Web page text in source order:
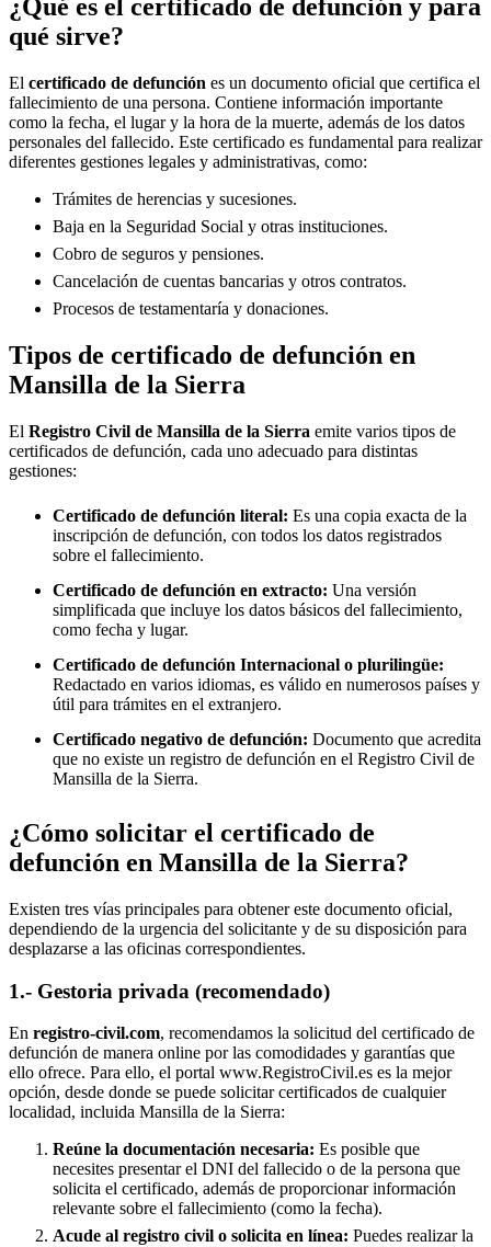
¿Qué es el certificado de defunción y para
qué sirve?
El certificado de defunción es un documento oficial que certifica el
fallecimiento de una persona. Contiene información importante
como la fecha, el lugar y la hora de la muerte, además de los datos
personales del fallecido. Este certificado es fundamental para realizar
diferentes gestiones legales y administrativas, como:
Trámites de herencias y sucesiones.
Baja en la Seguridad Social y otras instituciones.
Cobro de seguros y pensiones.
Cancelación de cuentas bancarias y otros contratos.
Procesos de testamentaría y donaciones.
Tipos de certificado de defunción en
Mansilla de la Sierra
El Registro Civil de Mansilla de la Sierra emite varios tipos de
certificados de defunción, cada uno adecuado para distintas
gestiones:
Certificado de defunción literal: Es una copia exacta de la
inscripción de defunción, con todos los datos registrados
sobre el fallecimiento.
Certificado de defunción en extracto: Una versión
simplificada que incluye los datos básicos del fallecimiento,
como fecha y lugar.
Certificado de defunción Internacional o plurilingüe:
Redactado en varios idiomas, es válido en numerosos países y
útil para trámites en el extranjero.
Certificado negativo de defunción: Documento que acredita
que no existe un registro de defunción en el Registro Civil de
Mansilla de la Sierra.
¿Cómo solicitar el certificado de
defunción en Mansilla de la Sierra?
Existen tres vías principales para obtener este documento oficial,
dependiendo de la urgencia del solicitante y de su disposición para
desplazarse a las oficinas correspondientes.
1.- Gestoria privada (recomendado)
En registro-civil.com, recomendamos la solicitud del certificado de
defunción de manera online por las comodidades y garantías que
ello ofrece. Para ello, el portal www.RegistroCivil.es es la mejor
opción, desde donde se puede solicitar certificados de cualquier
localidad, incluida Mansilla de la Sierra:
Reúne la documentación necesaria: Es posible que
necesites presentar el DNI del fallecido o de la persona que
solicita el certificado, además de proporcionar información
relevante sobre el fallecimiento (como la fecha).
Acude al registro civil o solicita en línea: Puedes realizar la